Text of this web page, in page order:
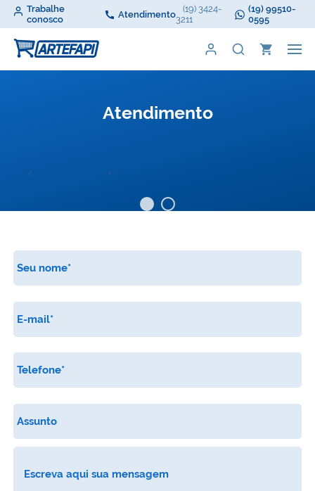
Trabalhe
conosco
Atendimento
(19) 3424-
3211
(19) 99510-
0595
Atendimento
‹ ›